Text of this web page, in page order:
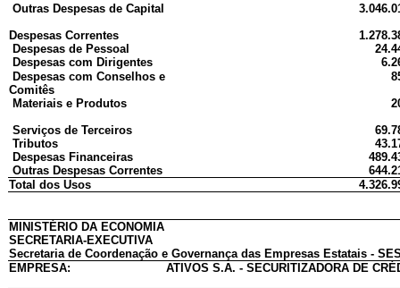
Outras Despesas de Capital
Despesas Correntes
Despesas de Pessoal
Despesas com Dirigentes
Despesas com Conselhos e
Comitês
Materiais e Produtos
Serviços de Terceiros
Tributos
Despesas Financeiras
Outras Despesas Correntes
Total dos Usos
MINISTÉRIO DA ECONOMIA
SECRETARIA-EXECUTIVA
Secretaria de Coordenação e Governança das Empresas Estatais -
EMPRESA:
ATIVOS S.A. - SECURITIZADORA DE